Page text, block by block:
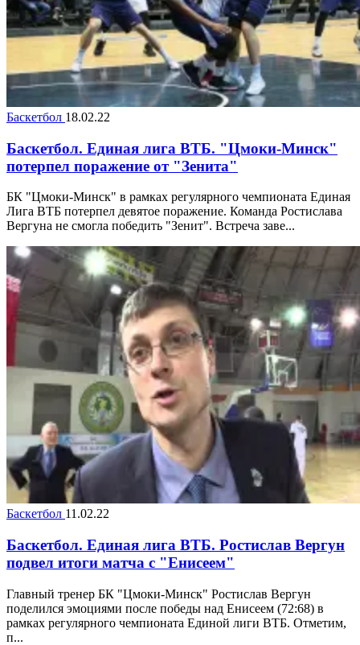
Баскетбол 18.02.22
Баскетбол. Единая лига ВТБ. "Цмоки-Минск"
потерпел поражение от "Зенита"
БК "Цмоки-Минск" в рамках регулярного чемпионата Единая
Лига ВТБ потерпел девятое поражение. Команда Ростислава
Вергуна не смогла победить "Зенит". Встреча заве...
Баскетбол 11.02.22
Баскетбол. Единая лига ВТБ. Ростислав Вергун
подвел итоги матча с "Енисеем"
Главный тренер БК "Цмоки-Mинск" Ростислав Вергун
поделился эмоциями после победы над Енисеем (72:68) в
рамках регулярного чемпионата Единой лиги ВТБ. Отметим,
п...